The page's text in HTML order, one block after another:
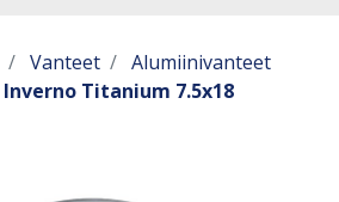
Vanteet
Alumiinivanteet
Inverno Titanium 7.5x18